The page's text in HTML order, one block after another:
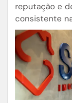
reputação e
consistente